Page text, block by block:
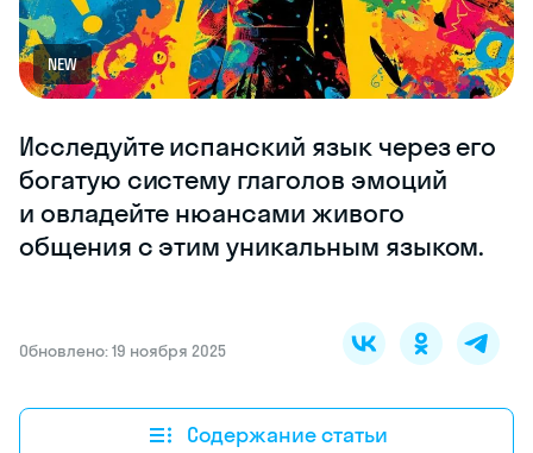
NEW
Исследуйте испанский язык через его
богатую систему глаголов эмоций
и овладейте нюансами живого
общения с этим уникальным языком.
Обновлено: 19 ноября 2025
Содержание статьи